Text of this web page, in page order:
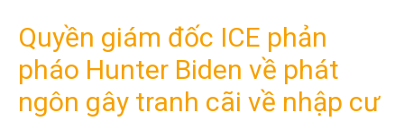
Quyền giám đốc ICE phản
pháo Hunter Biden về phát
ngôn gây tranh cãi về nhập cư